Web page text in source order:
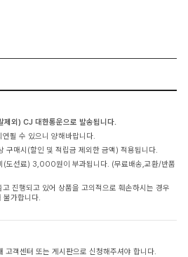
외) CJ 대한통운으로 발송됩니다.
될 수 있으니 양해바랍니다.
구매시(할인 및 적립금 제외한 금액) 적용됩니다.
(도선료) 3,000원이 부과됩니다. (무료배송,교환/반품
진행되고 있어 상품을 고의적으로 훼손하시는 경우
가합니다.
객센터 또는 게시판으로 신청해주셔야 합니다.